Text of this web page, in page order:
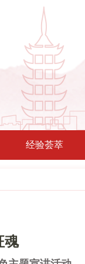
经验荟萃
魂